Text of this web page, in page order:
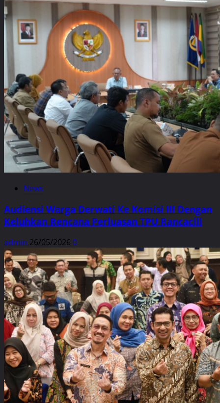
News
Audiensi Warga Derwati Ke Komisi III Dengan
Keluhkan Rencana Perluasan TPU Rancacili
admin 26/05/2026 0